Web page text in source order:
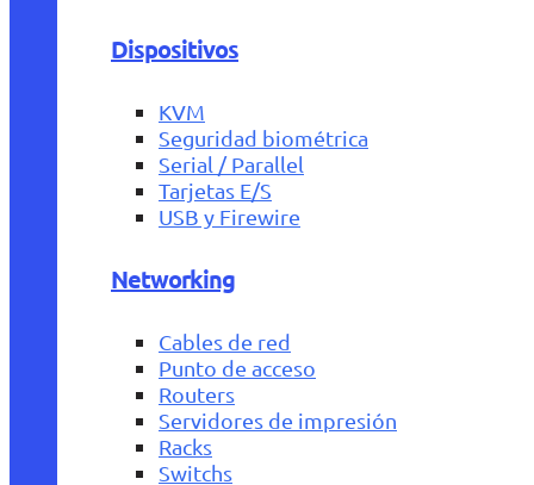
Dispositivos
KVM
Seguridad biométrica
Serial / Parallel
Tarjetas E/S
USB y Firewire
Networking
Cables de red
Punto de acceso
Routers
Servidores de impresión
Racks
Switchs